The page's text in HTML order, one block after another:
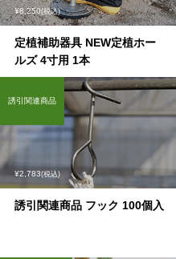
¥8,250(税込)
定植補助器具 NEW定植ホー
ルズ 4寸用 1本
¥2,783(税込)
誘引関連商品 フック 100個入
誘引関連商品